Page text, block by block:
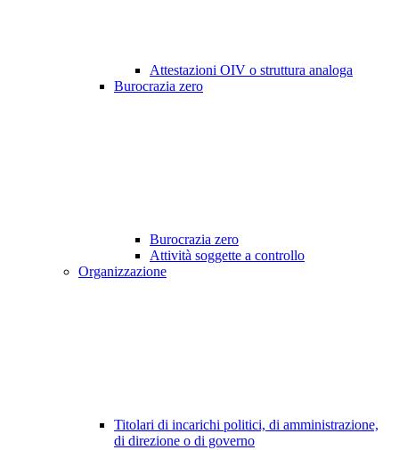
Attestazioni OIV o struttura analoga
Burocrazia zero
Burocrazia zero
Attività soggette a controllo
Organizzazione
Titolari di incarichi politici, di amministrazione,
di direzione o di governo